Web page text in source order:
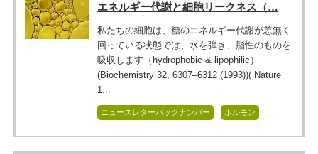
エネルギー代謝と細胞リークネス（…
私たちの細胞は、糖のエネルギー代謝が恙無く
回っている状態では、水を弾き、脂性のものを
吸収します（hydrophobic & lipophilic）
(Biochemistry 32, 6307–6312 (1993))( Nature
1...
ニュースレターバックナンバー ホルモン